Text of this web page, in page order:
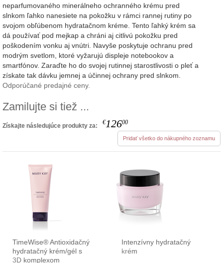
neparfumovaného minerálneho ochranného krému pred
slnkom ľahko nanesiete na pokožku v rámci rannej rutiny po
svojom obľúbenom hydratačnom kréme. Tento ľahký krém sa
dá používať pod mejkap a chráni aj citlivú pokožku pred
poškodením vonku aj vnútri. Navyše poskytuje ochranu pred
modrým svetlom, ktoré vyžarujú displeje notebookov a
smartfónov. Zaraďte ho do svojej rutinnej starostlivosti o pleť a
získate tak dávku jemnej a účinnej ochrany pred slnkom.
Odporúčané predajné ceny.
Zamilujte si tiež ...
Získajte následujúce produkty za: €12600
Pridať všetko do nákupného zoznamu
TimeWise® Antioxidačný
hydratačný krém/gél s
3D komplexom
Intenzívny hydratačný
krém